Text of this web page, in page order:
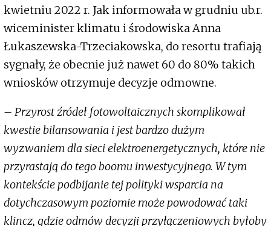
kwietniu 2022 r. Jak informowała w grudniu ub.r.
wiceminister klimatu i środowiska Anna
Łukaszewska-Trzeciakowska, do resortu trafiają
sygnały, że obecnie już nawet 60 do 80% takich
wniosków otrzymuje decyzje odmowne.
– Przyrost źródeł fotowoltaicznych skomplikował
kwestie bilansowania i jest bardzo dużym
wyzwaniem dla sieci elektroenergetycznych, które nie
przyrastają do tego boomu inwestycyjnego. W tym
kontekście podbijanie tej polityki wsparcia na
dotychczasowym poziomie może powodować taki
klincz, gdzie odmów decyzji przyłączeniowych byłoby